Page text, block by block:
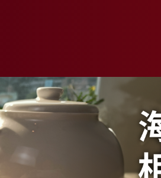
【限時促銷】玫瑰夏日亮麗
【居家月子DIY】坐月子料
【日常飲用】東方草本茶系列